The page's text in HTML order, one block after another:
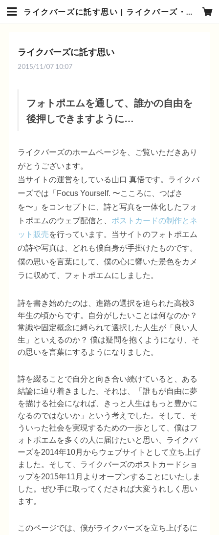
ライクバーズに託す思い | ライクバーズ・ショップ
ライクバーズに託す思い
2015/11/07 10:07
フォトポエムを通して、誰かの自由を
後押しできますように…
ライクバーズのホームページを、ご覧いただきあり
がとうございます。
当サイトの運営をしている山口 真悟です。ライクバ
ーズでは「Focus Yourself. 〜こころに、つばさ
を〜」をコンセプトに、詩と写真を一体化したフォ
トポエムのウェブ配信と、 ポストカードの制作とネ
ット販売を行っています。当サイトのフォトポエム
の詩や写真は、どれも僕自身が手掛けたものです。
僕の思いを言葉にして、僕の心に響いた景色をカメ
ラに収めて、フォトポエムにしました。
詩を書き始めたのは、進路の選択を迫られた高校3
年生の頃からです。自分がしたいことは何なのか？
常識や固定概念に縛られて選択した人生が「良い人
生」といえるのか？ 僕は疑問を抱くようになり、そ
の思いを言葉にするようになりました。
詩を綴ることで自分と向き合い続けていると、ある
結論に辿り着きました。それは、「誰もが自由に夢
を描ける社会になれば、きっと人生はもっと豊かに
なるのではないか」という考えでした。そして、そ
ういった社会を実現するための一歩として、僕はフ
ォトポエムを多くの人に届けたいと思い、ライクバ
ーズを2014年10月からウェブサイトとして立ち上げ
ました。そして、ライクバーズのポストカードショ
ップを2015年11月よりオープンすることにいたしま
した。ぜひ手に取ってくだされば大変うれしく思い
ます。
このページでは、僕がライクバーズを立ち上げるに